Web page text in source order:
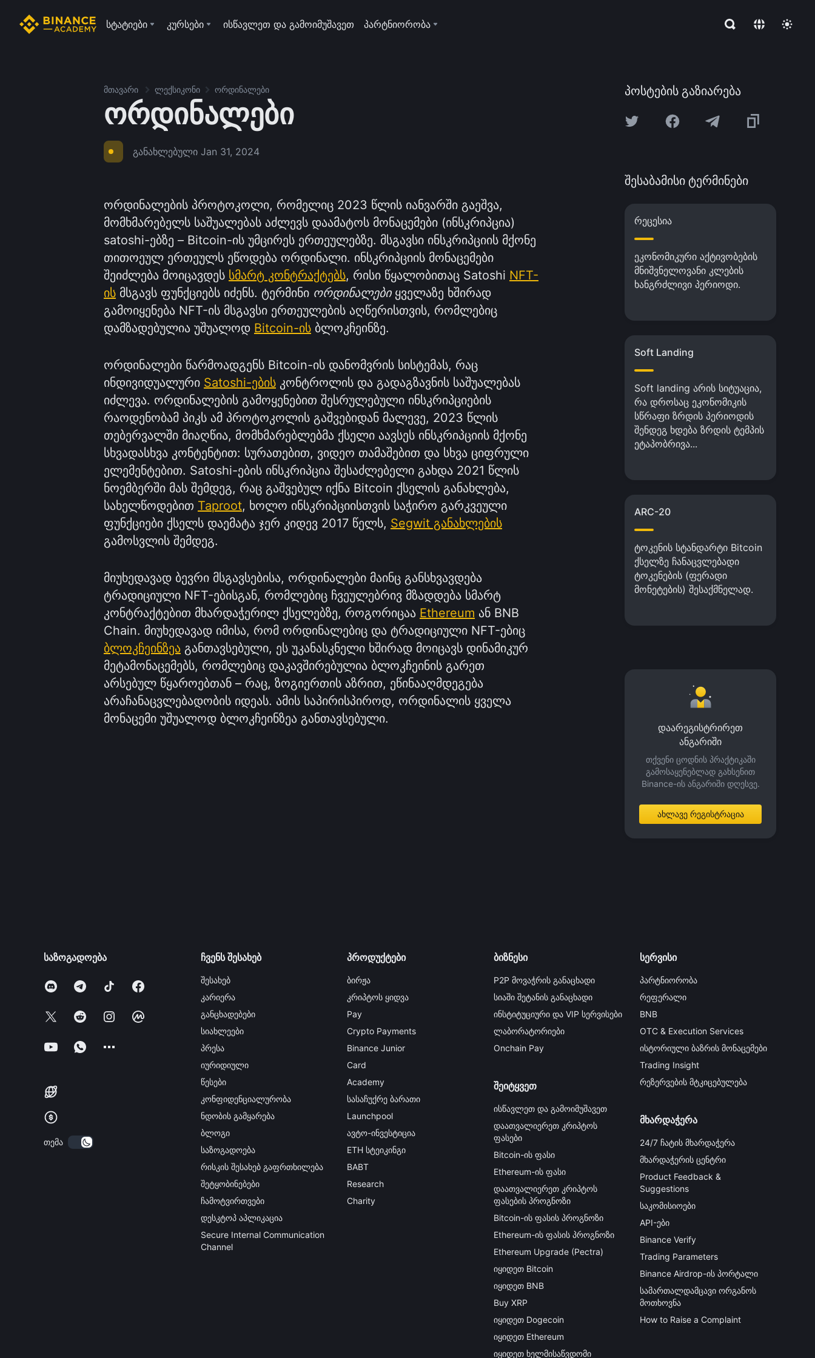
სტატიები კურსები ისწავლეთ და გამოიმუშავეთ პარტნიორობა
მთავარი ლექსიკონი ორდინალები
ორდინალები
განახლებული Jan 31, 2024
ორდინალების პროტოკოლი, რომელიც 2023 წლის იანვარში გაეშვა,
მომხმარებელს საშუალებას აძლევს დაამატოს მონაცემები (ინსკრიპცია)
satoshi-ებზე – Bitcoin-ის უმცირეს ერთეულებზე. მსგავსი ინსკრიპციის მქონე
თითოეულ ერთეულს ეწოდება ორდინალი. ინსკრიპციის მონაცემები
შეიძლება მოიცავდეს სმარტ კონტრაქტებს, რისი წყალობითაც Satoshi NFT-
ის მსგავს ფუნქციებს იძენს. ტერმინი ორდინალებიყველაზე ხშირად
გამოიყენება NFT-ის მსგავსი ერთეულების აღწერისთვის, რომლებიც
დამზადებულია უშუალოდ Bitcoin-ის ბლოკჩეინზე.
ორდინალები წარმოადგენს Bitcoin-ის დანომვრის სისტემას, რაც
ინდივიდუალური Satoshi-ების კონტროლის და გადაგზავნის საშუალებას
იძლევა. ორდინალების გამოყენებით შესრულებული ინსკრიპციების
რაოდენობამ პიკს ამ პროტოკოლის გაშვებიდან მალევე, 2023 წლის
თებერვალში მიაღწია, მომხმარებლებმა ქსელი აავსეს ინსკრიპციის მქონე
სხვადასხვა კონტენტით: სურათებით, ვიდეო თამაშებით და სხვა ციფრული
ელემენტებით. Satoshi-ების ინსკრიპცია შესაძლებელი გახდა 2021 წლის
ნოემბერში მას შემდეგ, რაც გაშვებულ იქნა Bitcoin ქსელის განახლება,
სახელწოდებით Taproot, ხოლო ინსკრიპციისთვის საჭირო გარკვეული
ფუნქციები ქსელს დაემატა ჯერ კიდევ 2017 წელს, Segwit განახლების
გამოსვლის შემდეგ.
მიუხედავად ბევრი მსგავსებისა, ორდინალები მაინც განსხვავდება
ტრადიციული NFT-ებისგან, რომლებიც ჩვეულებრივ მზადდება სმარტ
კონტრაქტებით მხარდაჭერილ ქსელებზე, როგორიცაა Ethereum ან BNB
Chain. მიუხედავად იმისა, რომ ორდინალებიც და ტრადიციული NFT-ებიც
ბლოკჩეინზეა განთავსებული, ეს უკანასკნელი ხშირად მოიცავს დინამიკურ
მეტამონაცემებს, რომლებიც დაკავშირებულია ბლოკჩეინის გარეთ
არსებულ წყაროებთან – რაც, ზოგიერთის აზრით, ეწინააღმდეგება
არაჩანაცვლებადობის იდეას. ამის საპირისპიროდ, ორდინალის ყველა
მონაცემი უშუალოდ ბლოკჩეინზეა განთავსებული.
პოსტების გაზიარება
შესაბამისი ტერმინები
რეცესია
ეკონომიკური აქტივობების
მნიშვნელოვანი კლების
ხანგრძლივი პერიოდი.
Soft Landing
Soft landing არის სიტუაცია,
რა დროსაც ეკონომიკის
სწრაფი ზრდის პერიოდის
შენდეგ ხდება ზრდის ტემპის
ეტაპობრივა...
ARC-20
ტოკენის სტანდარტი Bitcoin
ქსელზე ჩანაცვლებადი
ტოკენების (ფერადი
მონეტების) შესაქმნელად.
დაარეგისტრირეთ
ანგარიში
თქვენი ცოდნის პრაქტიკაში
გამოსაყენებლად გახსენით
Binance-ის ანგარიში დღესვე.
ახლავე რეგისტრაცია
საზოგადოება
თემა
ჩვენს შესახებ
შესახებ
კარიერა
განცხადებები
სიახლეები
პრესა
იურიდიული
წესები
კონფიდენციალურობა
ნდობის გამყარება
ბლოგი
საზოგადოება
რისკის შესახებ გაფრთხილება
შეტყობინებები
ჩამოტვირთვები
დესკტოპ აპლიკაცია
Secure Internal Communication
Channel
პროდუქტები
ბირჟა
კრიპტოს ყიდვა
Pay
Crypto Payments
Binance Junior
Card
Academy
სასაჩუქრე ბარათი
Launchpool
ავტო-ინვესტიცია
ETH სტეიკინგი
BABT
Research
Charity
ბიზნესი
P2P მოვაჭრის განაცხადი
სიაში შეტანის განაცხადი
ინსტიტუციური და VIP სერვისები
ლაბორატორიები
Onchain Pay
შეიტყვეთ
ისწავლეთ და გამოიმუშავეთ
დაათვალიერეთ კრიპტოს
ფასები
Bitcoin-ის ფასი
Ethereum-ის ფასი
დაათვალიერეთ კრიპტოს
ფასების პროგნოზი
Bitcoin-ის ფასის პროგნოზი
Ethereum-ის ფასის პროგნოზი
Ethereum Upgrade (Pectra)
იყიდეთ Bitcoin
იყიდეთ BNB
Buy XRP
იყიდეთ Dogecoin
იყიდეთ Ethereum
იყიდეთ ხელმისაწვდომი
სერვისი
პარტნიორობა
რეფერალი
BNB
OTC & Execution Services
ისტორიული ბაზრის მონაცემები
Trading Insight
რეზერვების მტკიცებულება
მხარდაჭერა
24/7 ჩატის მხარდაჭერა
მხარდაჭერის ცენტრი
Product Feedback &
Suggestions
საკომისიოები
API-ები
Binance Verify
Trading Parameters
Binance Airdrop-ის პორტალი
სამართალდამცავი ორგანოს
მოთხოვნა
How to Raise a Complaint